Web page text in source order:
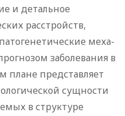
и детальное
расстройств,
меха­
заболевания в
плане представляет
сущности
в структуре